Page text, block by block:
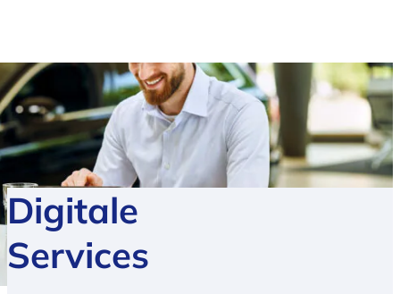
Digitale
Services